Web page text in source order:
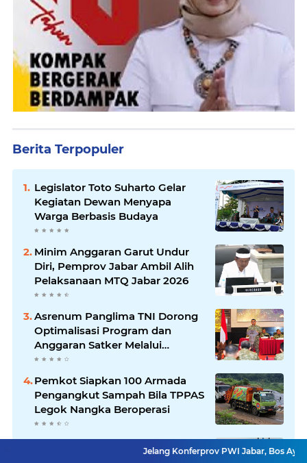
Berita Terpopuler
Legislator Toto Suharto Gelar
Kegiatan Dewan Menyapa
Warga Berbasis Budaya
Minim Anggaran Garut Undur
Diri, Pemprov Jabar Ambil Alih
Pelaksanaan MTQ Jabar 2026
Asrenum Panglima TNI Dorong
Optimalisasi Program dan
Anggaran Satker Melalui
Evaluasi Kinerja
Pemkot Siapkan 100 Armada
Pengangkut Sampah Bila TPPAS
Legok Nangka Beroperasi
Jelang Konferprov PWI Jabar,
Bos Ayo Media Sambangi
Jelang Konferprov PWI Jabar, Bos Ayo Media